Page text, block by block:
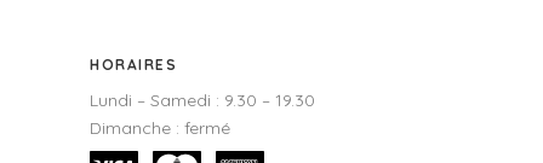
HORAIRES
Lundi – Samedi : 9.30 – 19.30
Dimanche : fermé